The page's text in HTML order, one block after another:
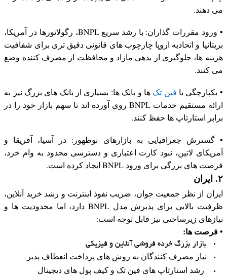
می دهند.
• ورود مقررات گذاران: با رشد سریع BNPL، رگولاتورها در آمریکا،
بریتانیا و اتحادیه اروپا چارچوب های قانونی دقیق تری برای شفافیت
هزینه ها، جلوگیری از بدهی مازاد و محافظت از مصرف کننده وضع
می کنند.
• یکپارچگی با فین تک ها و بانک ها: بسیاری از بانک های بزرگ نیز به
ارائه مستقیم خدمات BNPL روی آورده اند تا سهم بازار خود را در
برابر استارتاپ ها حفظ کنند.
• گسترش جغرافیایی به بازارهای نوظهور: در آسیا، آفریقا و
آمریکای لاتین، نبود کارت اعتباری و دسترسی محدود به وام خرد،
فرصت های بزرگی برای ورود BNPL ایجاد کرده است.
۲. ایران
ایران از نظر جمعیت جوان، ضریب نفوذ اینترنت و رشد خرید آنلاین،
ظرفیت بالایی برای پذیرش مدل BNPL دارد، اما محدودیت ها و
نیازهای زیرساختی نیز قابل توجه است:
• فرصت ها:
بازار بزرگ خرده فروشی آنلاین و فیزیکی
نیاز مصرف کنندگان به روش های پرداخت انعطاف پذیر
رشد استارتاپ های فین تک و کیف پول های دیجیتال